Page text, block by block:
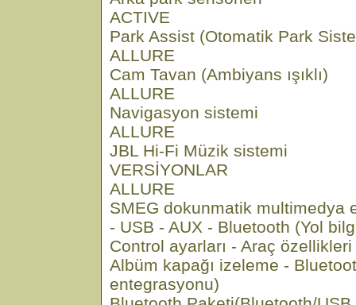
ACTIVE
Park Assist (Otomatik Park
ALLURE
Cam Tavan (Ambiyans ışıklı)
ALLURE
Navigasyon sistemi
ALLURE
JBL Hi-Fi Müzik sistemi
VERSİYONLAR
ALLURE
SMEG dokunmatik multimedya
- USB - AUX - Bluetooth (Yol
Control ayarları - Araç
Albüm kapağı izeleme -
entegrasyonu)